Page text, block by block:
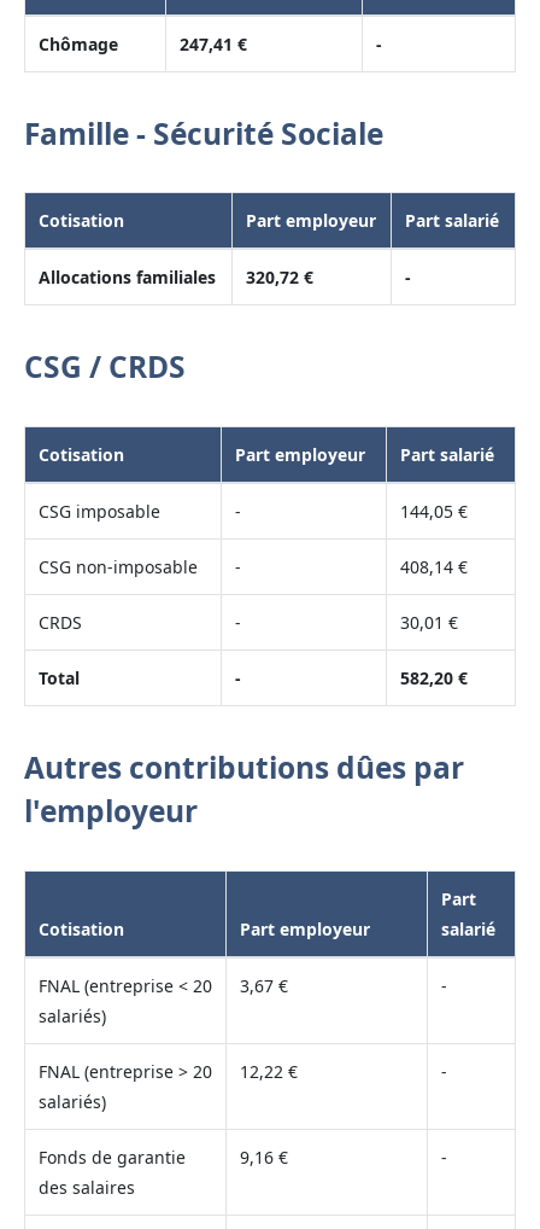
Chômage 247,41 € -
Famille - Sécurité Sociale
Cotisation Part employeur Part salarié
Allocations familiales 320,72 € -
CSG / CRDS
Cotisation Part employeur Part salarié
CSG imposable - 144,05 €
CSG non-imposable - 408,14 €
CRDS - 30,01 €
Total - 582,20 €
Autres contributions dûes par
l'employeur
Cotisation Part employeur
Part
salarié
FNAL (entreprise < 20
salariés)
3,67 € -
FNAL (entreprise > 20
salariés)
12,22 € -
Fonds de garantie
des salaires
9,16 € -